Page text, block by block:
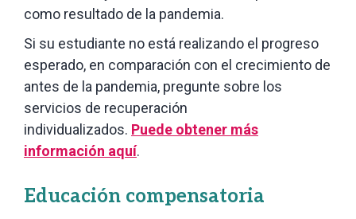
como resultado de la pandemia.
Si su estudiante no está realizando el progreso
esperado, en comparación con el crecimiento de
antes de la pandemia, pregunte sobre los
servicios de recuperación
individualizados. Puede obtener más
información aquí.
Educación compensatoria